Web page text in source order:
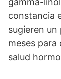
constancia
sugieren
meses
salud